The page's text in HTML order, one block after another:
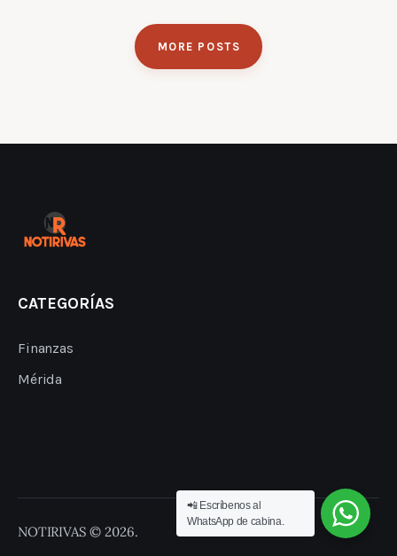
MORE POSTS
CATEGORÍAS
Finanzas
Mérida
NOTIRIVAS © 2026.
📲 Escríbenos al
WhatsApp de cabina.